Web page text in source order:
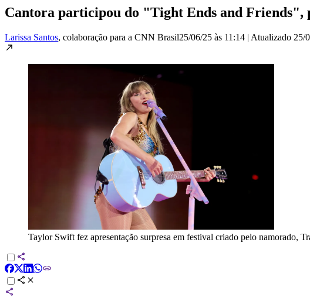
Cantora participou do "Tight Ends and Friends",
Larissa Santos, colaboração para a CNN Brasil25/06/25 às 11:14 | Atualizado 25/
Taylor Swift fez apresentação surpresa em festival criado pelo namorado,